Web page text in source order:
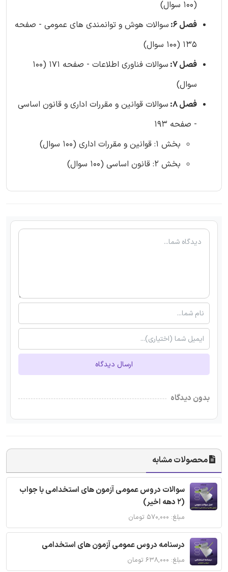
(100 سوال)
فصل 6:
سوالات هوش و توانمندی های عمومی - صفحه
135 (100 سوال)
فصل 7:
سوالات فناوری اطلاعات - صفحه 171 (100
سوال)
فصل 8:
سوالات قوانین و مقررات اداری و قانون اساسی
- صفحه 193
بخش 1: قوانین و مقررات اداری (100 سوال)
بخش 2: قانون اساسی (100 سوال)
ارسال دیدگاه
بدون دیدگاه
محصولات مشابه
سوالات دروس عمومی آزمون های استخدامی با جواب
(2 دهه اخیر)
مبلغ: ۵۷۰,۰۰۰ تومان
درسنامه دروس عمومی آزمون های استخدامی
مبلغ: ۶۳۸,۰۰۰ تومان